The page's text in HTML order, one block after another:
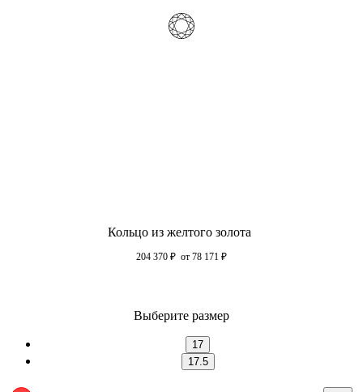
Кольцо из желтого золота
204 370 ₽ от 78 171 ₽
Выберите размер
17
17.5